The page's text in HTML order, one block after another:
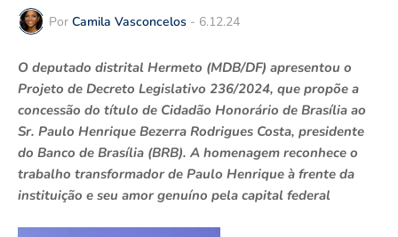
Por Camila Vasconcelos - 6.12.24
O deputado distrital Hermeto (MDB/DF) apresentou o
Projeto de Decreto Legislativo 236/2024, que propõe a
concessão do título de Cidadão Honorário de Brasília ao
Sr. Paulo Henrique Bezerra Rodrigues Costa, presidente
do Banco de Brasília (BRB). A homenagem reconhece o
trabalho transformador de Paulo Henrique à frente da
instituição e seu amor genuíno pela capital federal